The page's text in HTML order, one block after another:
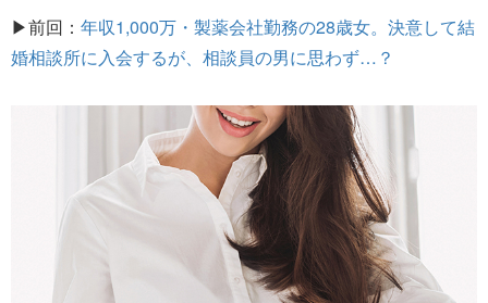
▶前回： 年収1,000万・製薬会社勤務の28歳女。決意して結
婚相談所に入会するが、相談員の男に思わず…？